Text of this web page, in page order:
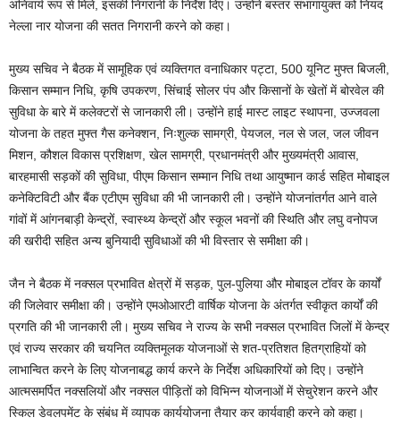
अनिवार्य रूप से मिले, इसकी निगरानी के निर्देश दिए। उन्होंने बस्तर संभागायुक्त को नियद
नेल्ला नार योजना की सतत निगरानी करने को कहा।
मुख्य सचिव ने बैठक में सामूहिक एवं व्यक्तिगत वनाधिकार पट्टा, 500 यूनिट मुफ्त बिजली,
किसान सम्मान निधि, कृषि उपकरण, सिंचाई सोलर पंप और किसानों के खेतों में बोरवेल की
सुविधा के बारे में कलेक्टरों से जानकारी ली। उन्होंने हाई मास्ट लाइट स्थापना, उज्जवला
योजना के तहत मुफ्त गैस कनेक्शन, निःशुल्क सामग्री, पेयजल, नल से जल, जल जीवन
मिशन, कौशल विकास प्रशिक्षण, खेल सामग्री, प्रधानमंत्री और मुख्यमंत्री आवास,
बारहमासी सड़कों की सुविधा, पीएम किसान सम्मान निधि तथा आयुष्मान कार्ड सहित मोबाइल
कनेक्टिविटी और बैंक एटीएम सुविधा की भी जानकारी ली। उन्होंने योजनांतर्गत आने वाले
गांवों में आंगनबाड़ी केन्द्रों, स्वास्थ्य केन्द्रों और स्कूल भवनों की स्थिति और लघु वनोपज
की खरीदी सहित अन्य बुनियादी सुविधाओं की भी विस्तार से समीक्षा की।
जैन ने बैठक में नक्सल प्रभावित क्षेत्रों में सड़क, पुल-पुलिया और मोबाइल टॉवर के कार्यों
की जिलेवार समीक्षा की। उन्होंने एमओआरटी वार्षिक योजना के अंतर्गत स्वीकृत कार्यों की
प्रगति की भी जानकारी ली। मुख्य सचिव ने राज्य के सभी नक्सल प्रभावित जिलों में केन्द्र
एवं राज्य सरकार की चयनित व्यक्तिमूलक योजनाओं से शत-प्रतिशत हितग्राहियों को
लाभान्वित करने के लिए योजनाबद्ध कार्य करने के निर्देश अधिकारियों को दिए। उन्होंने
आत्मसमर्पित नक्सलियों और नक्सल पीड़ितों को विभिन्न योजनाओं में सेचुरेशन करने और
स्किल डेवलपमेंट के संबंध में व्यापक कार्ययोजना तैयार कर कार्यवाही करने को कहा।